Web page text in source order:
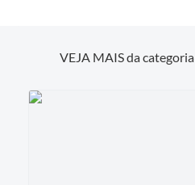
VEJA MAIS da categoria